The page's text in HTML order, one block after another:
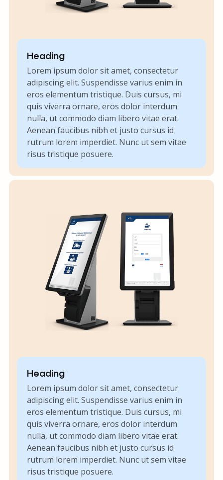
Heading
Lorem ipsum dolor sit amet, consectetur
adipiscing elit. Suspendisse varius enim in
eros elementum tristique. Duis cursus, mi
quis viverra ornare, eros dolor interdum
nulla, ut commodo diam libero vitae erat.
Aenean faucibus nibh et justo cursus id
rutrum lorem imperdiet. Nunc ut sem vitae
risus tristique posuere.
Heading
Lorem ipsum dolor sit amet, consectetur
adipiscing elit. Suspendisse varius enim in
eros elementum tristique. Duis cursus, mi
quis viverra ornare, eros dolor interdum
nulla, ut commodo diam libero vitae erat.
Aenean faucibus nibh et justo cursus id
rutrum lorem imperdiet. Nunc ut sem vitae
risus tristique posuere.